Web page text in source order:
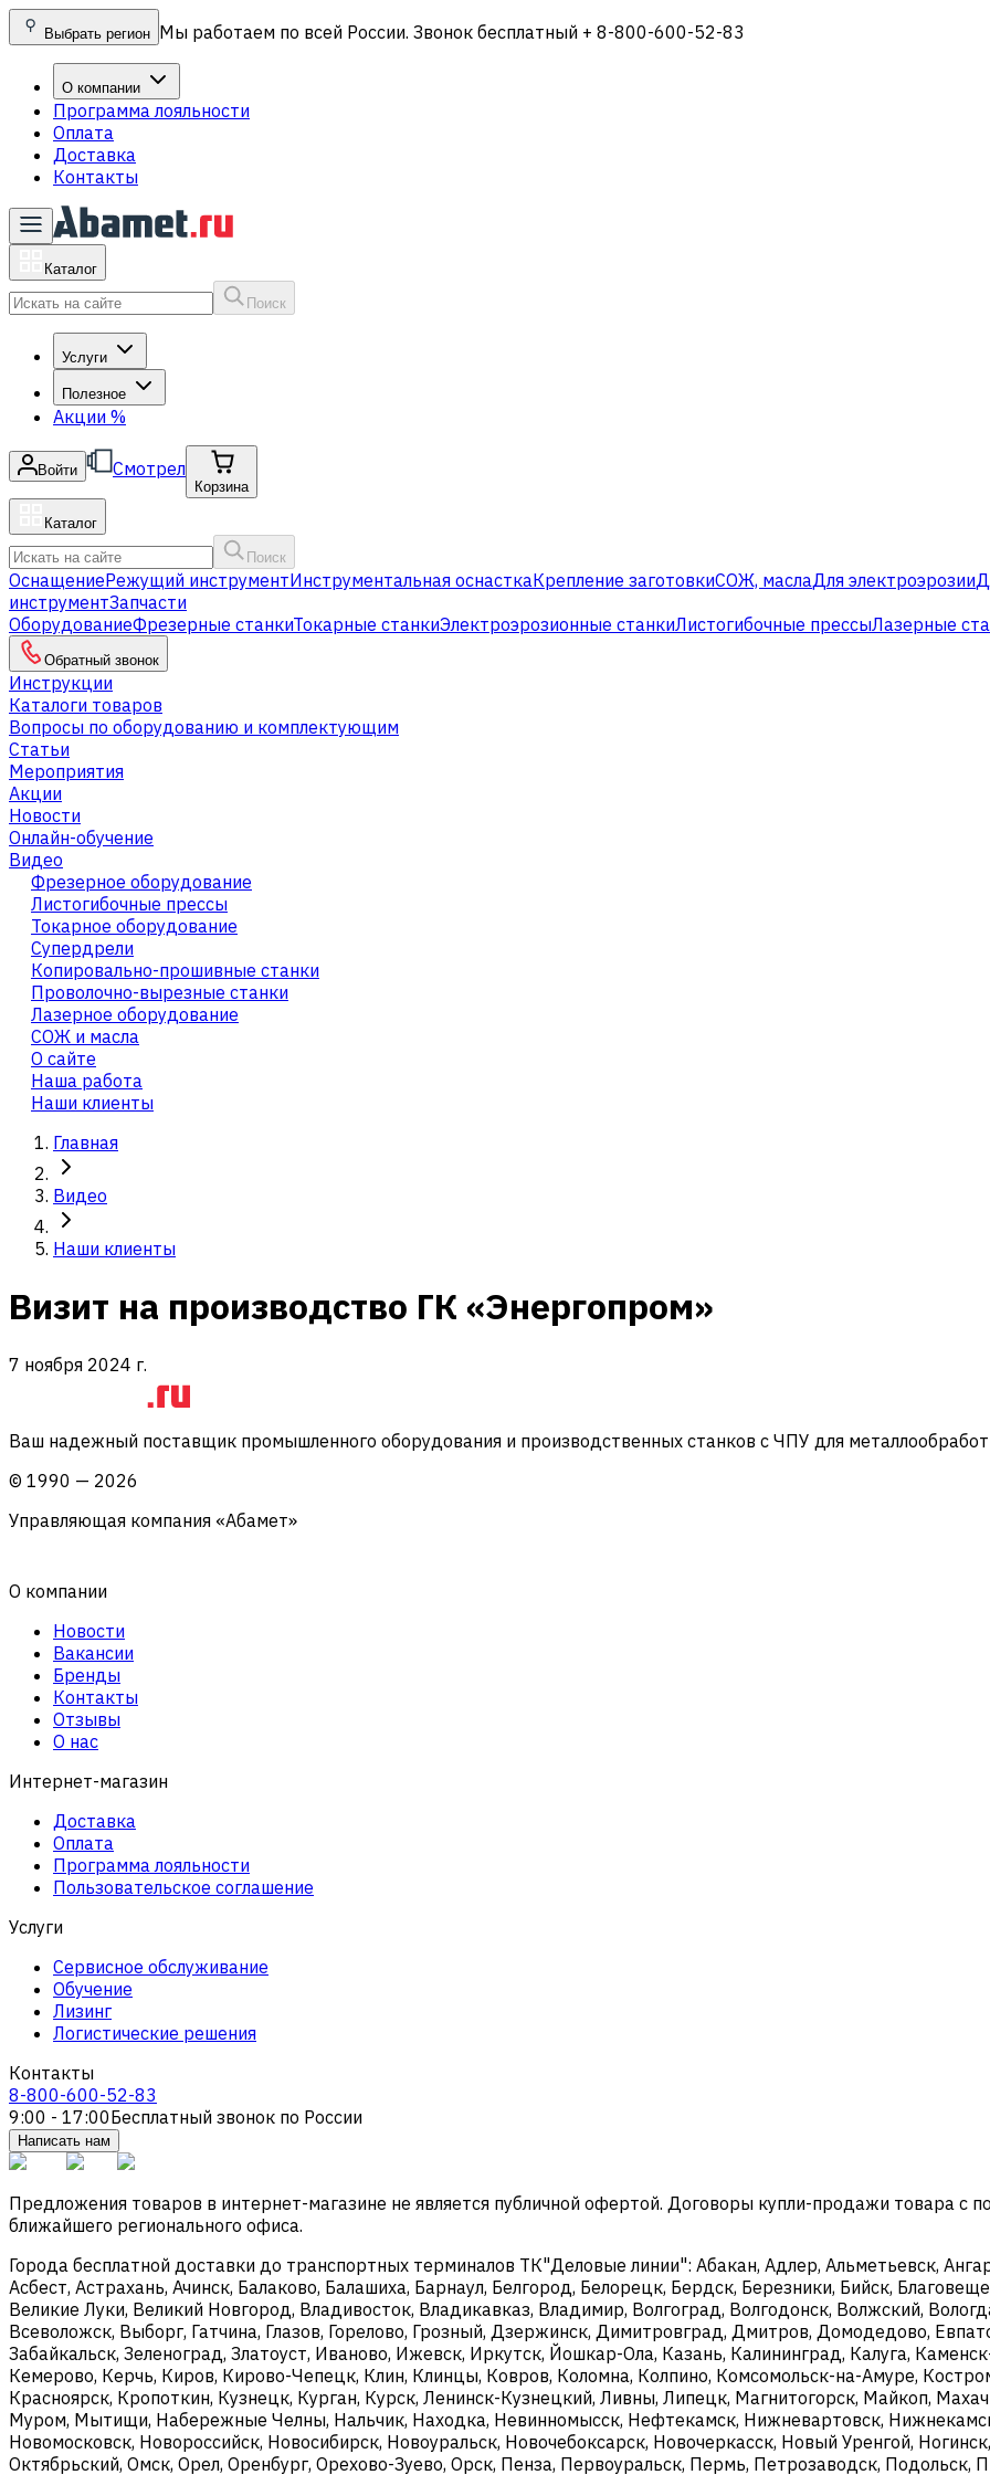
Выбрать регион Мы работаем по всей России. Звонок бесплатный + 8-800-600-52-83
О компании
Программа лояльности
Оплата
Доставка
Контакты
Каталог
Поиск
Услуги
Полезное
Акции %
Войти Смотрел
Корзина
Каталог
Поиск
ОснащениеРежущий инструментИнструментальная оснасткаКрепление заготовкиСОЖ, маслаДля электроэрозии
инструментЗапчасти
ОборудованиеФрезерные станкиТокарные станкиЭлектроэрозионные станкиЛистогибочные прессыЛазерные
Обратный звонок
Инструкции
Каталоги товаров
Вопросы по оборудованию и комплектующим
Статьи
Мероприятия
Акции
Новости
Онлайн-обучение
Видео
Фрезерное оборудование
Листогибочные прессы
Токарное оборудование
Cупердрели
Копировально-прошивные станки
Проволочно-вырезные станки
Лазерное оборудование
СОЖ и масла
О сайте
Наша работа
Наши клиенты
Главная
Видео
Наши клиенты
Визит на производство ГК «Энергопром»
7 ноября 2024 г.
Ваш надежный поставщик промышленного оборудования и производственных станков с ЧПУ для
© 1990 — 2026
Управляющая компания «Абамет»
О компании
Новости
Вакансии
Бренды
Контакты
Отзывы
О нас
Интернет-магазин
Доставка
Оплата
Программа лояльности
Пользовательское соглашение
Услуги
Сервисное обслуживание
Обучение
Лизинг
Логистические решения
Контакты
8-800-600-52-83
9:00 - 17:00Бесплатный звонок по России
Написать нам
Предложения товаров в интернет-магазине не является публичной офертой. Договоры купли-продажи товара
ближайшего регионального офиса.
Города бесплатной доставки до транспортных терминалов ТК"Деловые линии": Абакан, Адлер, Альметьевск,
Асбест, Астрахань, Ачинск, Балаково, Балашиха, Барнаул, Белгород, Белорецк, Бердск, Березники, Бийск,
Великие Луки, Великий Новгород, Владивосток, Владикавказ, Владимир, Волгоград, Волгодонск, Волжский,
Всеволожск, Выборг, Гатчина, Глазов, Горелово, Грозный, Дзержинск, Димитровград, Дмитров, Домодедово,
Забайкальск, Зеленоград, Златоуст, Иваново, Ижевск, Иркутск, Йошкар-Ола, Казань, Калининград, Калуга,
Кемерово, Керчь, Киров, Кирово-Чепецк, Клин, Клинцы, Ковров, Коломна, Колпино, Комсомольск-на-Амуре,
Красноярск, Кропоткин, Кузнецк, Курган, Курск, Ленинск-Кузнецкий, Ливны, Липецк, Магнитогорск, Майкоп,
Муром, Мытищи, Набережные Челны, Нальчик, Находка, Невинномысск, Нефтекамск, Нижневартовск,
Новомосковск, Новороссийск, Новосибирск, Новоуральск, Новочебоксарск, Новочеркасск, Новый Уренгой,
Октябрьский, Омск, Орел, Оренбург, Орехово-Зуево, Орск, Пенза, Первоуральск, Пермь, Петрозаводск,